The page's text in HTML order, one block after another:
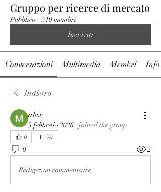
Gruppo per ricerce di mercato
Pubblico · 510 membri
Iscriviti
Conversazioni Multimedia Membri Info
Indietro
alex
3 febbraio 2026 · joined the group.
0
0 2
Rédigez un commentaire...